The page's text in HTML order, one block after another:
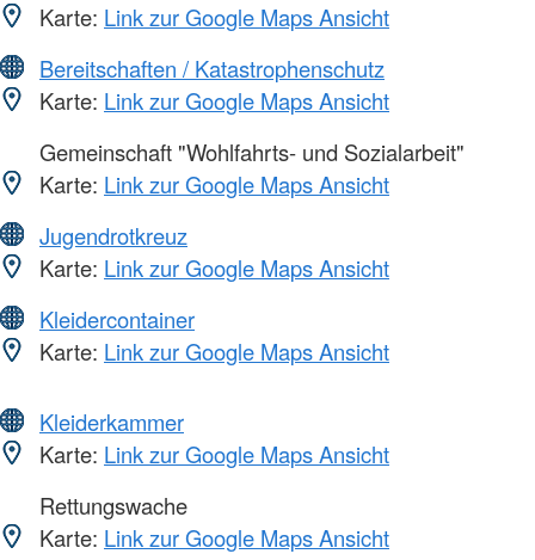
Karte: Link zur Google Maps Ansicht
Bereitschaften / Katastrophenschutz
Karte: Link zur Google Maps Ansicht
Gemeinschaft "Wohlfahrts- und Sozialarbeit"
Karte: Link zur Google Maps Ansicht
Jugendrotkreuz
Karte: Link zur Google Maps Ansicht
Kleidercontainer
Karte: Link zur Google Maps Ansicht
Kleiderkammer
Karte: Link zur Google Maps Ansicht
Rettungswache
Karte: Link zur Google Maps Ansicht